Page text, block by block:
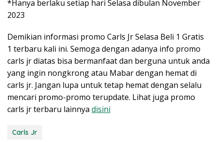
*Hanya berlaku setiap hari Selasa dibulan November
2023
Demikian informasi promo Carls Jr Selasa Beli 1 Gratis
1 terbaru kali ini. Semoga dengan adanya info promo
carls jr diatas bisa bermanfaat dan berguna untuk anda
yang ingin nongkrong atau Mabar dengan hemat di
carls jr. Jangan lupa untuk tetap hemat dengan selalu
mencari promo-promo terupdate. Lihat juga promo
carls jr terbaru lainnya disini
Carls Jr